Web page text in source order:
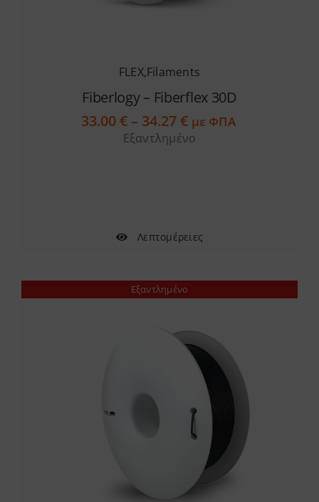
FLEX,Filaments
Fiberlogy – Fiberflex 30D
33.00€ – 34.27€Price
range:
με ΦΠΑ
Εξαντλημένο
Λεπτομέρειες
Εξαντλημένο